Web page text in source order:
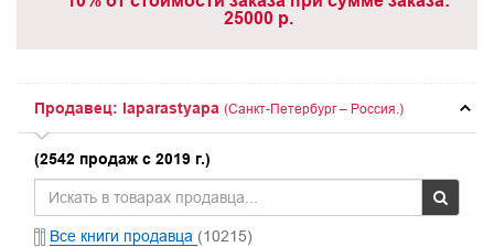
25000 р.
Продавец: laparastyapa (Санкт-Петербург – Россия.)
(2542 продаж с 2019 г.)
Все книги продавца (10215)